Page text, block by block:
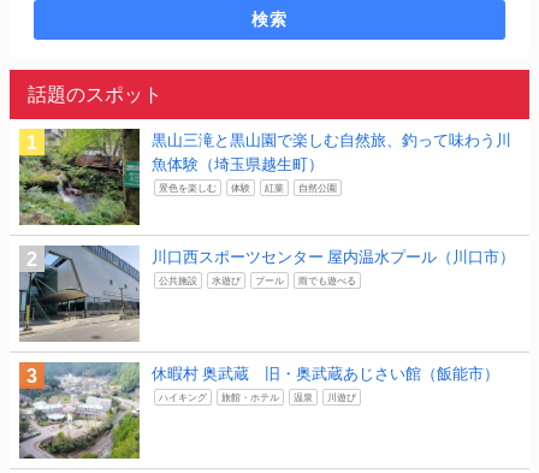
検索
話題のスポット
黒山三滝と黒山園で楽しむ自然旅、釣って味わう川
魚体験（埼玉県越生町）
景色を楽しむ 体験 紅葉 自然公園
川口西スポーツセンター 屋内温水プール（川口市）
公共施設 水遊び プール 雨でも遊べる
休暇村 奥武蔵 旧・奥武蔵あじさい館（飯能市）
ハイキング 旅館・ホテル 温泉 川遊び